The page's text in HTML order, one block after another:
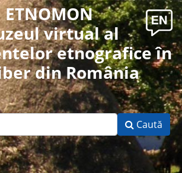
ETNOMON
virtual al
etnografice în
din România
Caută